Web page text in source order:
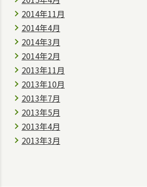
2014年11月
2014年4月
2014年3月
2014年2月
2013年11月
2013年10月
2013年7月
2013年5月
2013年4月
2013年3月